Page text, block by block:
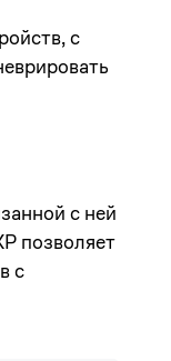
с
с ней
позволяет
с